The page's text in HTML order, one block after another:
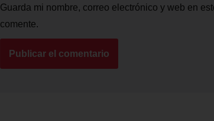
Guarda mi nombre, correo electrónico y web en
comente.